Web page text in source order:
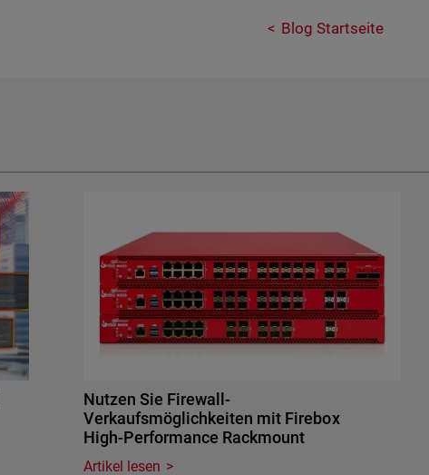
Blog Startseite
Nutzen Sie Firewall-
Verkaufsmöglichkeiten mit Firebox
High-Performance Rackmount
Artikel lesen